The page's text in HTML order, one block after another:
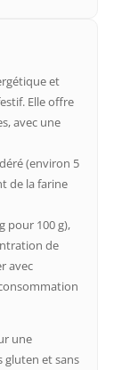
et
Elle offre
avec une
(environ 5
de la farine
pour 100 g),
de
avec
une
gluten et sans